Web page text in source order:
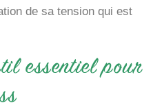
de sa tension qui est
essentiel pour